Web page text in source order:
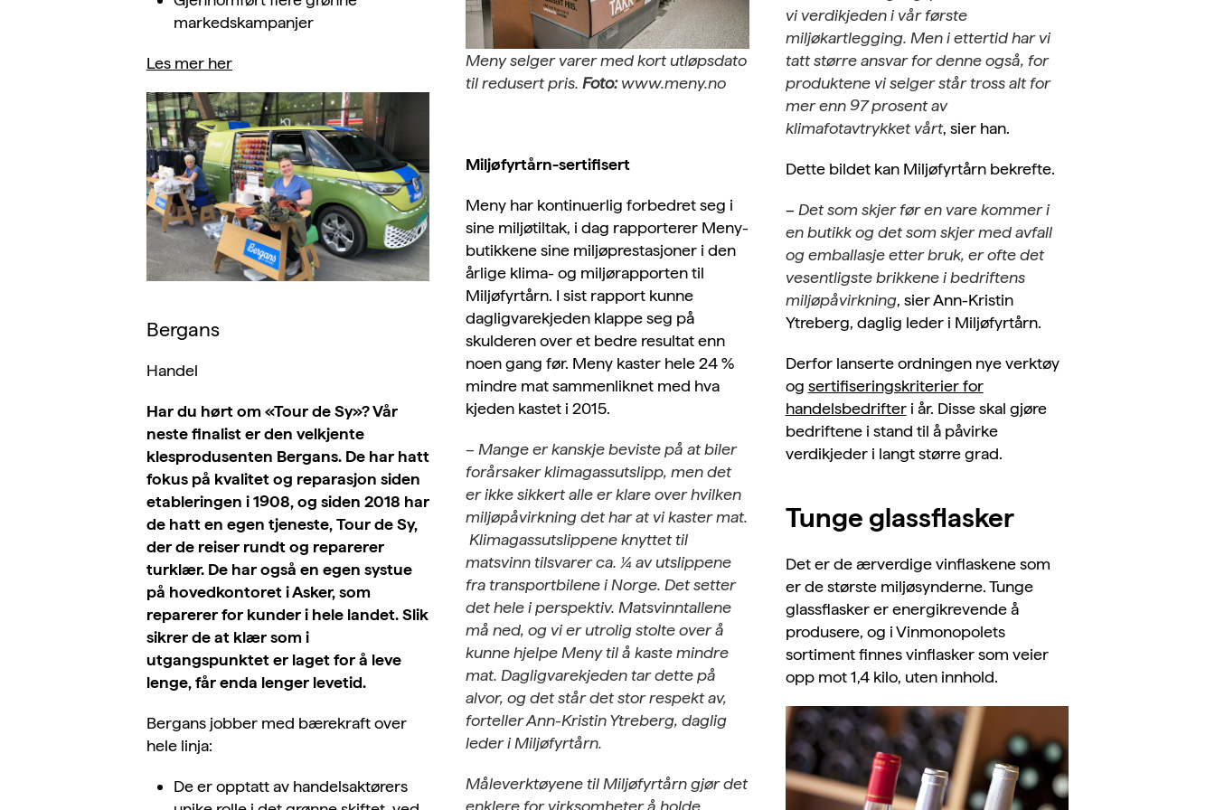
markedskampanjer
Les mer her
Bergans
Handel
Har du hørt om «Tour de Sy»? Vår
neste finalist er den velkjente
klesprodusenten Bergans. De har hatt
fokus på kvalitet og reparasjon siden
etableringen i 1908, og siden 2018 har
de hatt en egen tjeneste, Tour de Sy,
der de reiser rundt og reparerer
turklær. De har også en egen systue
på hovedkontoret i Asker, som
reparerer for kunder i hele landet. Slik
sikrer de at klær som i
utgangspunktet er laget for å leve
lenge, får enda lenger levetid.
Bergans jobber med bærekraft over
hele linja:
De er opptatt av handelsaktørers
Meny selger varer med kort utløpsdato
til redusert pris.Foto:www.meny.no
Miljøfyrtårn-sertifisert
Meny har kontinuerlig forbedret seg i
sine miljøtiltak, i dag rapporterer Meny-
butikkene sine miljøprestasjoner i den
årlige klima- og miljørapporten til
Miljøfyrtårn. I sist rapport kunne
dagligvarekjeden klappe seg på
skulderen over et bedre resultat enn
noen gang før. Meny kaster hele 24 %
mindre mat sammenliknet med hva
kjeden kastet i 2015.
– Mange er kanskje beviste på at biler
forårsaker klimagassutslipp, men det
er ikke sikkert alle er klare over hvilken
miljøpåvirkning det har at vi kaster mat.
Klimagassutslippene knyttet til
matsvinn tilsvarer ca. ¼ av utslippene
fra transportbilene i Norge. Det setter
det hele i perspektiv. Matsvinntallene
må ned, og vi er utrolig stolte over å
kunne hjelpe Meny til å kaste mindre
mat. Dagligvarekjeden tar dette på
alvor, og det står det stor respekt av,
forteller Ann-Kristin Ytreberg, daglig
leder i Miljøfyrtårn.
Måleverktøyene til Miljøfyrtårn gjør det
enklere for virksomheter å holde
vi verdikjeden i vår første
miljøkartlegging. Men i ettertid har vi
tatt større ansvar for denne også, for
produktene vi selger står tross alt for
mer enn 97 prosent av
klimafotavtrykket vårt, sier han.
Dette bildet kan Miljøfyrtårn bekrefte.
– Det som skjer før en vare kommer i
en butikk og det som skjer med avfall
og emballasje etter bruk, er ofte det
vesentligste brikkene i bedriftens
miljøpåvirkning, sier Ann-Kristin
Ytreberg, daglig leder i Miljøfyrtårn.
Derfor lanserte ordningen nye verktøy
og sertifiseringskriterier for
handelsbedrifteri år. Disse skal gjøre
bedriftene i stand til å påvirke
verdikjeder i langt større grad.
Tunge glassflasker
Det er de ærverdige vinflaskene som
er de største miljøsynderne. Tunge
glassflasker er energikrevende å
produsere, og i Vinmonopolets
sortiment finnes vinflasker som veier
opp mot 1,4 kilo, uten innhold.